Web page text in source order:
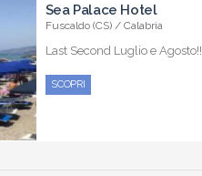
Sea Palace Hotel
Fuscaldo (CS) / Calabria
Last Second Luglio e Agosto!!
SCOPRI